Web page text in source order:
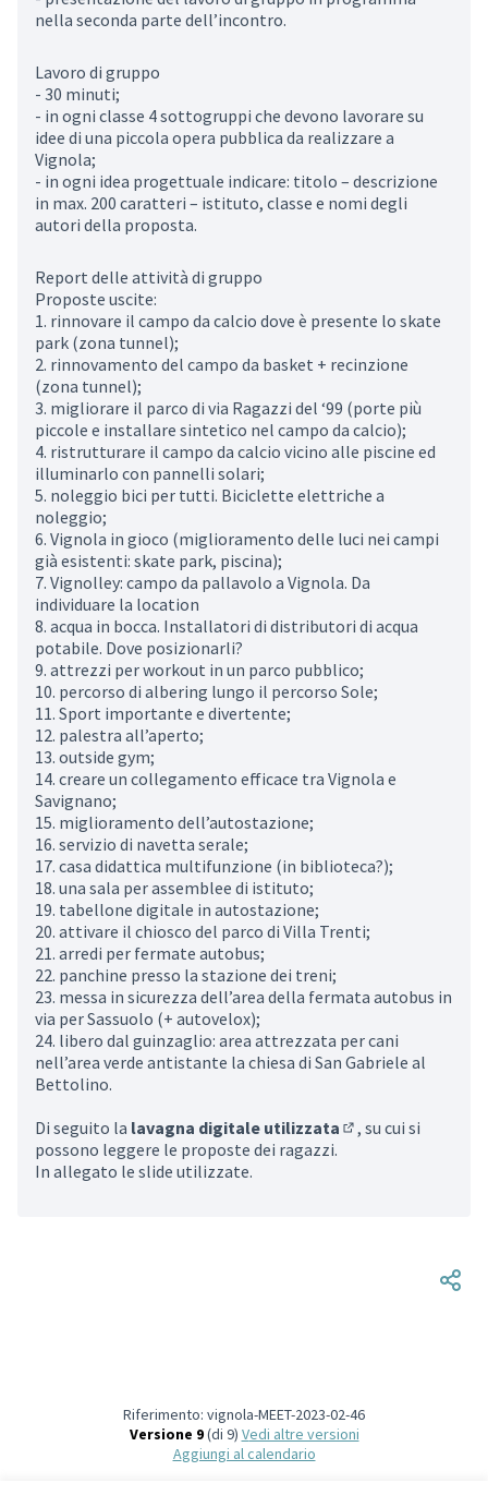
nella seconda parte dell’incontro.
Lavoro di gruppo
- 30 minuti;
- in ogni classe 4 sottogruppi che devono lavorare su
idee di una piccola opera pubblica da realizzare a
Vignola;
- in ogni idea progettuale indicare: titolo – descrizione
in max. 200 caratteri – istituto, classe e nomi degli
autori della proposta.
Report delle attività di gruppo
Proposte uscite:
1. rinnovare il campo da calcio dove è presente lo skate
park (zona tunnel);
2. rinnovamento del campo da basket + recinzione
(zona tunnel);
3. migliorare il parco di via Ragazzi del ‘99 (porte più
piccole e installare sintetico nel campo da calcio);
4. ristrutturare il campo da calcio vicino alle piscine ed
illuminarlo con pannelli solari;
5. noleggio bici per tutti. Biciclette elettriche a
noleggio;
6. Vignola in gioco (miglioramento delle luci nei campi
già esistenti: skate park, piscina);
7. Vignolley: campo da pallavolo a Vignola. Da
individuare la location
8. acqua in bocca. Installatori di distributori di acqua
potabile. Dove posizionarli?
9. attrezzi per workout in un parco pubblico;
10. percorso di albering lungo il percorso Sole;
11. Sport importante e divertente;
12. palestra all’aperto;
13. outside gym;
14. creare un collegamento efficace tra Vignola e
Savignano;
15. miglioramento dell’autostazione;
16. servizio di navetta serale;
17. casa didattica multifunzione (in biblioteca?);
18. una sala per assemblee di istituto;
19. tabellone digitale in autostazione;
20. attivare il chiosco del parco di Villa Trenti;
21. arredi per fermate autobus;
22. panchine presso la stazione dei treni;
23. messa in sicurezza dell’area della fermata autobus in
via per Sassuolo (+ autovelox);
24. libero dal guinzaglio: area attrezzata per cani
nell’area verde antistante la chiesa di San Gabriele al
Bettolino.
Di seguito la lavagna digitale utilizzata
(Collegamento
, su cui si
possono leggere le proposte dei ragazzi.
In allegato le slide utilizzate.
Riferimento: vignola-MEET-2023-02-46
Versione 9(di 9) vedi altre versioni
Aggiungi al calendario